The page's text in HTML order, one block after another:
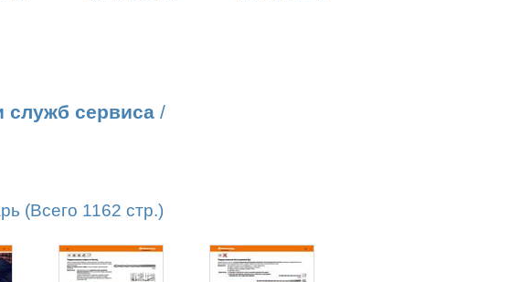
служб сервиса /
(Всего 1162 стр.)